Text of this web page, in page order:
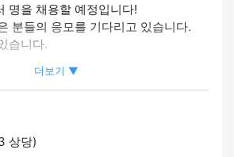
명을 채용할 예정입니다!
분들의 응모를 기다리고 있습니다.
습니다.
페루, 브라질, 튀니지 등에서 온 다국적
- 반자동 용접기를 사용하여 부품을 임
더보기 ▼
상당)